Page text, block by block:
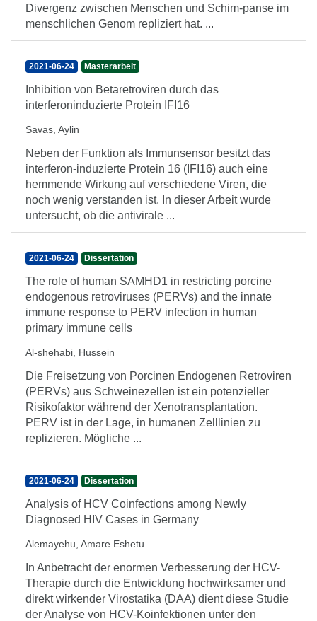
Divergenz zwischen Menschen und Schim-panse im
menschlichen Genom repliziert hat. ...
2021-06-24 Masterarbeit
Inhibition von Betaretroviren durch das
interferoninduzierte Protein IFI16
Savas, Aylin
Neben der Funktion als Immunsensor besitzt das
interferon-induzierte Protein 16 (IFI16) auch eine
hemmende Wirkung auf verschiedene Viren, die
noch wenig verstanden ist. In dieser Arbeit wurde
untersucht, ob die antivirale ...
2021-06-24 Dissertation
The role of human SAMHD1 in restricting porcine
endogenous retroviruses (PERVs) and the innate
immune response to PERV infection in human
primary immune cells
Al-shehabi, Hussein
Die Freisetzung von Porcinen Endogenen Retroviren
(PERVs) aus Schweinezellen ist ein potenzieller
Risikofaktor während der Xenotransplantation.
PERV ist in der Lage, in humanen Zelllinien zu
replizieren. Mögliche ...
2021-06-24 Dissertation
Analysis of HCV Coinfections among Newly
Diagnosed HIV Cases in Germany
Alemayehu, Amare Eshetu
In Anbetracht der enormen Verbesserung der HCV-
Therapie durch die Entwicklung hochwirksamer und
direkt wirkender Virostatika (DAA) dient diese Studie
der Analyse von HCV-Koinfektionen unter den